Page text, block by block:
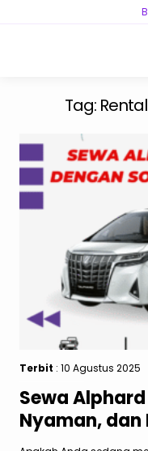
Tag:
Terbit : 10 Agustus 2025
Sewa
Nyaman, dan